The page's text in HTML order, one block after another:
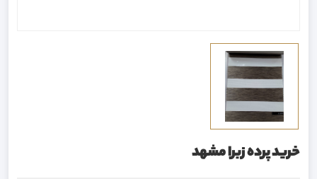
خرید پرده زبرا مشهد